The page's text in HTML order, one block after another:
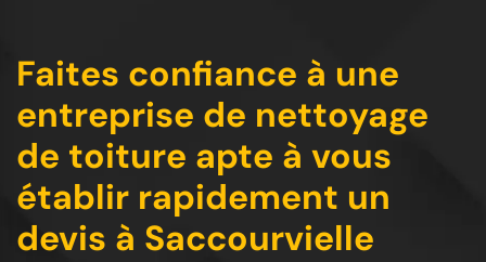
Faites confiance à une
entreprise de nettoyage
de toiture apte à vous
établir rapidement un
devis à Saccourvielle